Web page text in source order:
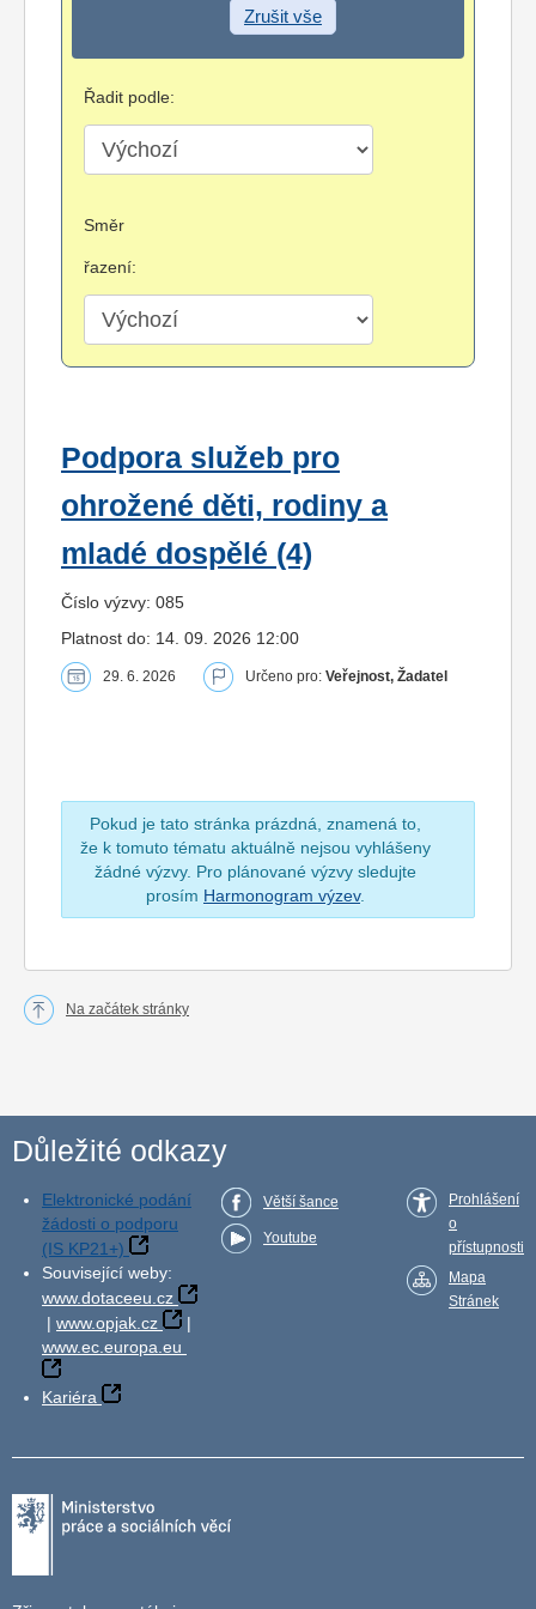
Zrušit vše
Řadit podle:
Směr
řazení:
Podpora služeb pro
ohrožené děti, rodiny a
mladé dospělé (4)
Číslo výzvy: 085
Platnost do: 14. 09. 2026 12:00
29. 6. 2026 Určeno pro: Veřejnost, Žadatel
Pokud je tato stránka prázdná, znamená to,
že k tomuto tématu aktuálně nejsou vyhlášeny
žádné výzvy. Pro plánované výzvy sledujte
prosím Harmonogram výzev.
Na začátek stránky
Důležité odkazy
Elektronické podání
žádosti o podporu
(IS KP21+)
Související weby:
www.dotaceeu.cz
| www.opjak.cz
|
www.ec.europa.eu
Kariéra
Větší šance
Youtube
Prohlášení
o
přístupnosti
Mapa
Stránek